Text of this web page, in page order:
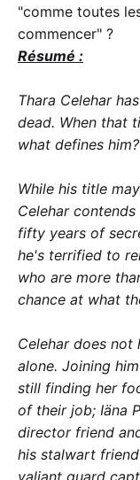
"comme toutes
commencer" ?
Résumé :
Thara Celehar
dead. When that
what defines him?
While his title
Celehar
fifty years of
he's terrified to
who are more
chance at what
Celehar does not
alone. Joining
still finding her
of their job; Iäna
director friend
his stalwart